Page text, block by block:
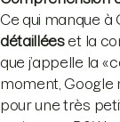
Ce qui manque à
détailléeset la
que j’appelle la «
moment, Google
pour une très